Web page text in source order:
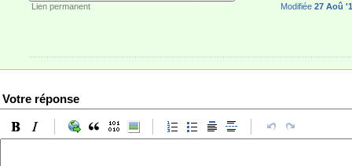
Lien permanent Modifiée 27 Aoû
Votre réponse